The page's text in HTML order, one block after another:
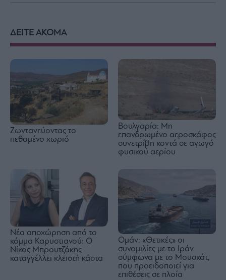
ΔΕΙΤΕ ΑΚΟΜΑ
Ζωντανεύοντας το
πεθαμένο χωριό
Βουλγαρία: Μη
επανδρωμένο αεροσκάφος
συνετρίβη κοντά σε αγωγό
φυσικού αερίου
Νέα αποχώρηση από το
κόμμα Καρυστιανού: Ο
Νίκος Μπρουτζάκης
καταγγέλλει κλειστή κάστα
Ομάν: «Θετικές» οι
συνομιλίες με το Ιράν
σύμφωνα με το Μουσκάτ,
που προειδοποιεί για
επιθέσεις σε πλοία